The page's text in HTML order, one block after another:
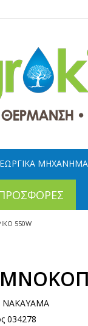
550W
NAKAYAMA
034278